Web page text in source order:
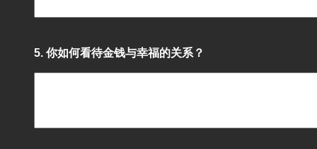
5. 你如何看待金钱与幸福的关系？